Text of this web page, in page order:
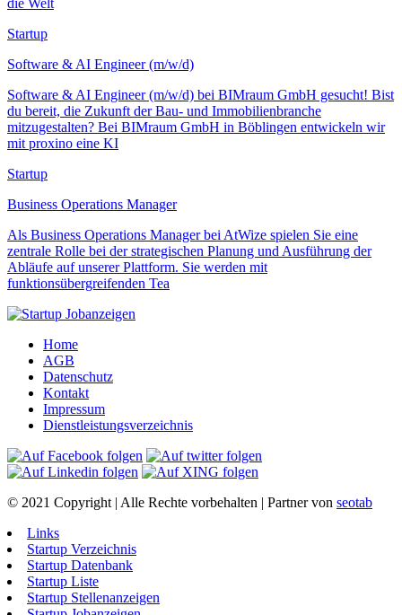
die Welt
Startup
Software & AI Engineer (m/w/d)
Software & AI Engineer (m/w/d) bei BIMraum GmbH gesucht! Bist
du bereit, die Zukunft der Bau- und Immobilienbranche
mitzugestalten? Bei BIMraum GmbH in Böblingen entwickeln wir
mit proxino eine KI
Startup
Business Operations Manager
Als Business Operations Manager bei AtWize spielen Sie eine
zentrale Rolle bei der strategischen Planung und Ausführung der
Abläufe auf unserer Plattform. Sie werden mit
funktionsübergreifenden Tea
Home
AGB
Datenschutz
Kontakt
Impressum
Dienstleistungsverzeichnis
© 2021 Copyright | Alle Rechte vorbehalten | Partner von seotab
Links
Startup Verzeichnis
Startup Datenbank
Startup Liste
Startup Stellenanzeigen